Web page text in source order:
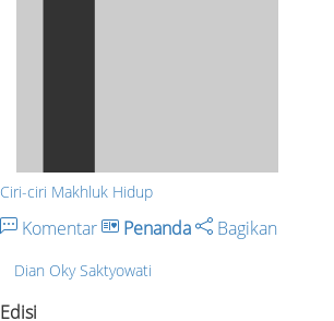
Ciri-ciri Makhluk Hidup
Komentar Penanda Bagikan
Dian Oky Saktyowati
Edisi